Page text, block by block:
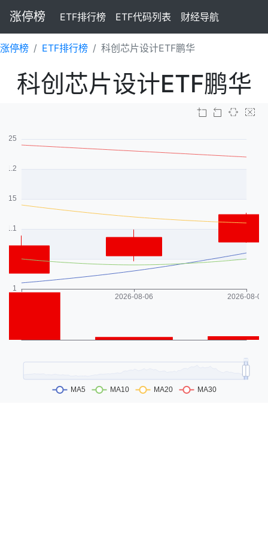
涨停榜 ETF排行榜 ETF代码列表 财经导航
涨停榜 ETF排行榜 科创芯片设计ETF鹏华
科创芯片设计ETF鹏华